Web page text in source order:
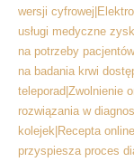
wersji
usługi medyczne
na potrzeby
na badania krwi
teleporad|Zwolnienie
rozwiązania w
kolejek|Recepta
przyspiesza proces